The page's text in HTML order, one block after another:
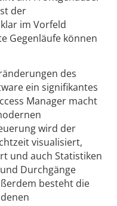
der
im Vorfeld
Gegenläufe können
des
ein signifikantes
Manager macht
wird der
visualisiert,
und auch Statistiken
Durchgänge
besteht die